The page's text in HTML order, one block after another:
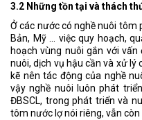
3.2 Những tồn tại và thách
Ở các nước có nghề nuôi tôm
Bản, Mỹ ... việc quy hoạch,
hoạch vùng nuôi gắn với
nuôi, dịch vụ hậu cần và xử
kẽ nên tác động của nghề
vậy nghề nuôi luôn phát
ĐBSCL, trong phát triển và
tôm nước lợ nói riêng, vẫn